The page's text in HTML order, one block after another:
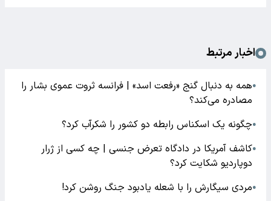
اخبار مرتبط
●همه به دنبال گنج «رفعت اسد» | فرانسه ثروت عموی بشار را
مصادره می‌کند؟
●چگونه یک اسکناس رابطه دو کشور را شکرآب کرد؟
●کاشف آمریکا در دادگاه تعرض جنسی | چه کسی از ژرار
دوپاردیو شکایت کرد؟
●مردی سیگارش را با شعله یادبود جنگ روشن کرد!